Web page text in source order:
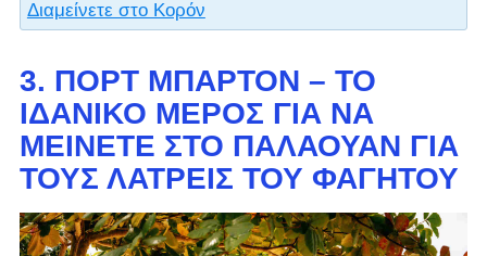
Διαμείνετε στο Κορόν
3. ΠΟΡΤ ΜΠΆΡΤΟΝ – ΤΟ
ΙΔΑΝΙΚΌ ΜΈΡΟΣ ΓΙΑ ΝΑ
ΜΕΊΝΕΤΕ ΣΤΟ ΠΑΛΑΟΥΆΝ ΓΙΑ
ΤΟΥΣ ΛΆΤΡΕΙΣ ΤΟΥ ΦΑΓΗΤΟΎ